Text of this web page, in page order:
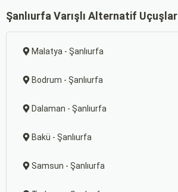
Şanlıurfa Varışlı Alternatif Uçuşlar
Malatya - Şanlıurfa
Bodrum - Şanlıurfa
Dalaman - Şanlıurfa
Bakü - Şanlıurfa
Samsun - Şanlıurfa